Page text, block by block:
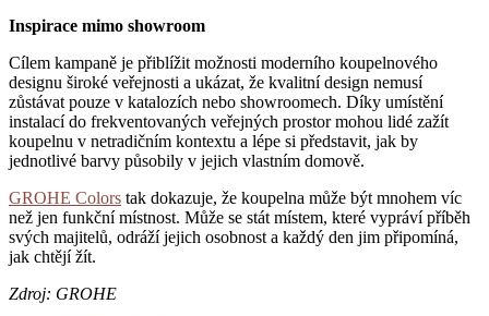
Inspirace mimo showroom
Cílem kampaně je přiblížit možnosti moderního koupelnového
designu široké veřejnosti a ukázat, že kvalitní design nemusí
zůstávat pouze v katalozích nebo showroomech. Díky umístění
instalací do frekventovaných veřejných prostor mohou lidé zažít
koupelnu v netradičním kontextu a lépe si představit, jak by
jednotlivé barvy působily v jejich vlastním domově.
GROHE Colors tak dokazuje, že koupelna může být mnohem víc
než jen funkční místnost. Může se stát místem, které vypráví příběh
svých majitelů, odráží jejich osobnost a každý den jim připomíná,
jak chtějí žít.
Zdroj: GROHE